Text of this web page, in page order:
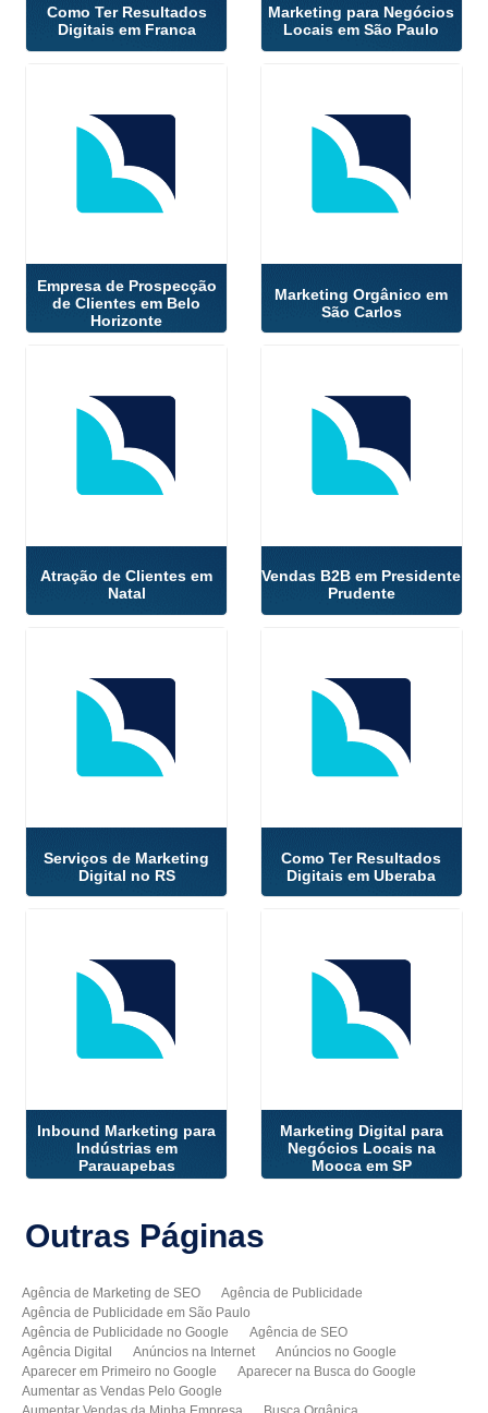
Como Ter Resultados
Digitais em Franca
Marketing para Negócios
Locais em São Paulo
Empresa de Prospecção
de Clientes em Belo
Horizonte
Marketing Orgânico em
São Carlos
Atração de Clientes em
Natal
Vendas B2B em Presidente
Prudente
Serviços de Marketing
Digital no RS
Como Ter Resultados
Digitais em Uberaba
Inbound Marketing para
Indústrias em
Parauapebas
Marketing Digital para
Negócios Locais na
Mooca em SP
Outras Páginas
Agência de Marketing de SEO
Agência de Publicidade
Agência de Publicidade em São Paulo
Agência de Publicidade no Google
Agência de SEO
Agência Digital
Anúncios na Internet
Anúncios no Google
Aparecer em Primeiro no Google
Aparecer na Busca do Google
Aumentar as Vendas Pelo Google